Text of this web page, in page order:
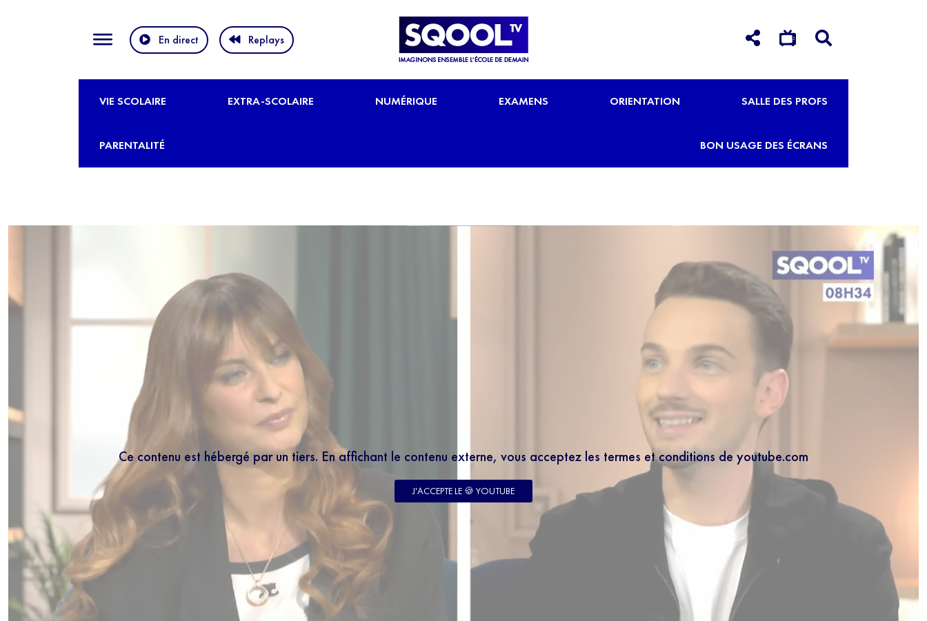
En direct Replays
VIE SCOLAIRE EXTRA-SCOLAIRE NUMÉRIQUE EXAMENS ORIENTATION SALLE DES PROFS
PARENTALITÉ BON USAGE DES ÉCRANS
Ce contenu est hébergé par un tiers. En affichant le contenu externe, vous acceptez les termes et conditions de youtube.com
J'ACCEPTE LE 🍪 YOUTUBE